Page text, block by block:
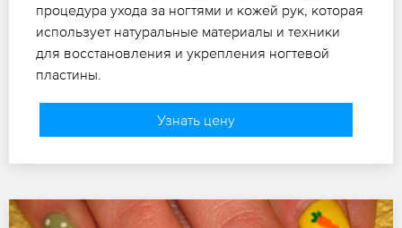
процедура ухода за ногтями и кожей рук, которая
использует натуральные материалы и техники
для восстановления и укрепления ногтевой
пластины.
Узнать цену